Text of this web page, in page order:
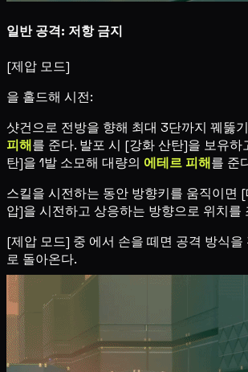
일반 공격: 저항 금지
[제압 모드]
을 홀드해 시전:
샷건으로 전방을 향해 최대 3단까지 꿰뚫
피해를 준다. 발포 시 [강화 산탄]을 보유
탄]을 1발 소모해 대량의 에테르 피해를 준
스킬을 시전하는 동안 방향키를 움직이면
압]을 시전하고 상응하는 방향으로 위치를
[제압 모드] 중 에서 손을 떼면 공격 방식
로 돌아온다.